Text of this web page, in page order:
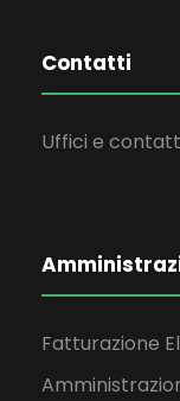
Contatti
Uffici e
Fatturazione